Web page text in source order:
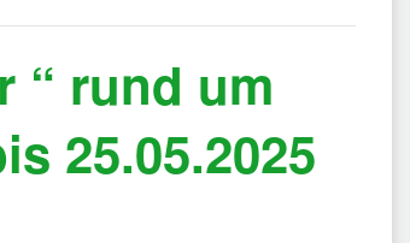
“ rund um
25.05.2025